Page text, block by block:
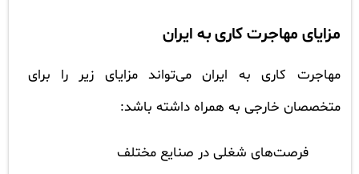
مزایای مهاجرت کاری به ایران
مهاجرت کاری به ایران می‌تواند مزایای زیر را برای
متخصصان خارجی به همراه داشته باشد:
فرصت‌های شغلی در صنایع مختلف